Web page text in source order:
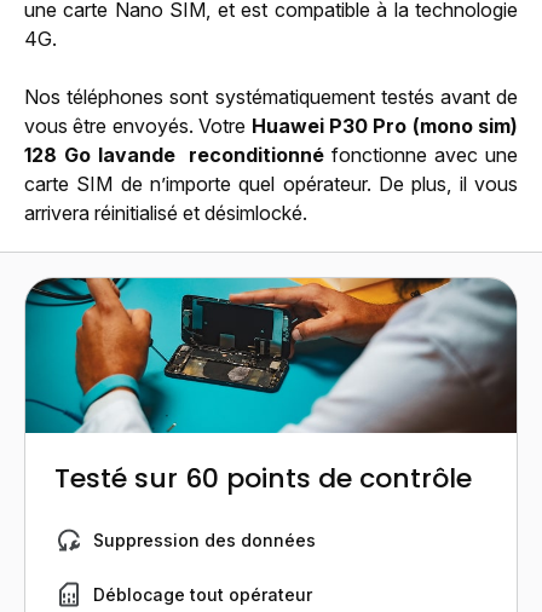
une carte Nano SIM, et est compatible à la technologie
4G.
Nos téléphones sont systématiquement testés avant de
vous être envoyés. Votre Huawei P30 Pro (mono sim)
128 Go lavande reconditionné fonctionne avec une
carte SIM de n’importe quel opérateur. De plus, il vous
arrivera réinitialisé et désimlocké.
Testé sur 60 points de contrôle
Suppression des données
Déblocage tout opérateur